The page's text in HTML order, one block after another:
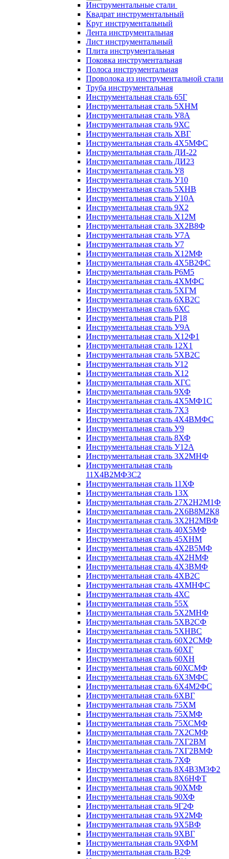
Инструментальные стали
Квадрат инструментальный
Круг инструментальный
Лента инструментальная
Лист инструментальный
Плита инструментальная
Поковка инструментальная
Полоса инструментальная
Проволока из инструментальной стали
Труба инструментальная
Инструментальная сталь 65Г
Инструментальная сталь 5ХНМ
Инструментальная сталь У8А
Инструментальная сталь 9ХС
Инструментальная сталь ХВГ
Инструментальная сталь 4Х5МФС
Инструментальная сталь ДИ-22
Инструментальная сталь ДИ23
Инструментальная сталь У8
Инструментальная сталь У10
Инструментальная сталь 5ХНВ
Инструментальная сталь У10А
Инструментальная сталь 9Х2
Инструментальная сталь Х12М
Инструментальная сталь 3Х2В8Ф
Инструментальная сталь У7А
Инструментальная сталь У7
Инструментальная сталь Х12МФ
Инструментальная сталь 4Х5В2ФС
Инструментальная сталь Р6М5
Инструментальная сталь 4ХМФС
Инструментальная сталь 5ХГМ
Инструментальная сталь 6ХВ2С
Инструментальная сталь 6ХС
Инструментальная сталь Р18
Инструментальная сталь У9А
Инструментальная сталь Х12Ф1
Инструментальная сталь 12Х1
Инструментальная сталь 5ХВ2С
Инструментальная сталь У12
Инструментальная сталь Х12
Инструментальная сталь ХГС
Инструментальная сталь 9ХФ
Инструментальная сталь 4Х5МФ1С
Инструментальная сталь 7Х3
Инструментальная сталь 4Х4ВМФС
Инструментальная сталь У9
Инструментальная сталь 8ХФ
Инструментальная сталь У12А
Инструментальная сталь 3Х2МНФ
Инструментальная сталь
11Х4В2МФ3С2
Инструментальная сталь 11ХФ
Инструментальная сталь 13Х
Инструментальная сталь 27Х2Н2М1Ф
Инструментальная сталь 2Х6В8М2К8
Инструментальная сталь 3Х2Н2МВФ
Инструментальная сталь 40Х5МФ
Инструментальная сталь 45ХНМ
Инструментальная сталь 4Х2В5МФ
Инструментальная сталь 4Х2НМФ
Инструментальная сталь 4Х3ВМФ
Инструментальная сталь 4ХВ2С
Инструментальная сталь 4ХМНФС
Инструментальная сталь 4ХС
Инструментальная сталь 55Х
Инструментальная сталь 5Х2МНФ
Инструментальная сталь 5ХВ2СФ
Инструментальная сталь 5ХНВС
Инструментальная сталь 60Х2СМФ
Инструментальная сталь 60ХГ
Инструментальная сталь 60ХН
Инструментальная сталь 60ХСМФ
Инструментальная сталь 6Х3МФС
Инструментальная сталь 6Х4М2ФС
Инструментальная сталь 6ХВГ
Инструментальная сталь 75ХМ
Инструментальная сталь 75ХМФ
Инструментальная сталь 75ХСМФ
Инструментальная сталь 7Х2СМФ
Инструментальная сталь 7ХГ2ВМ
Инструментальная сталь 7ХГ2ВМФ
Инструментальная сталь 7ХФ
Инструментальная сталь 8Х4В3М3Ф2
Инструментальная сталь 8Х6НФТ
Инструментальная сталь 90ХМФ
Инструментальная сталь 90ХФ
Инструментальная сталь 9Г2Ф
Инструментальная сталь 9Х2МФ
Инструментальная сталь 9Х5ВФ
Инструментальная сталь 9ХВГ
Инструментальная сталь 9ХФМ
Инструментальная сталь В2Ф